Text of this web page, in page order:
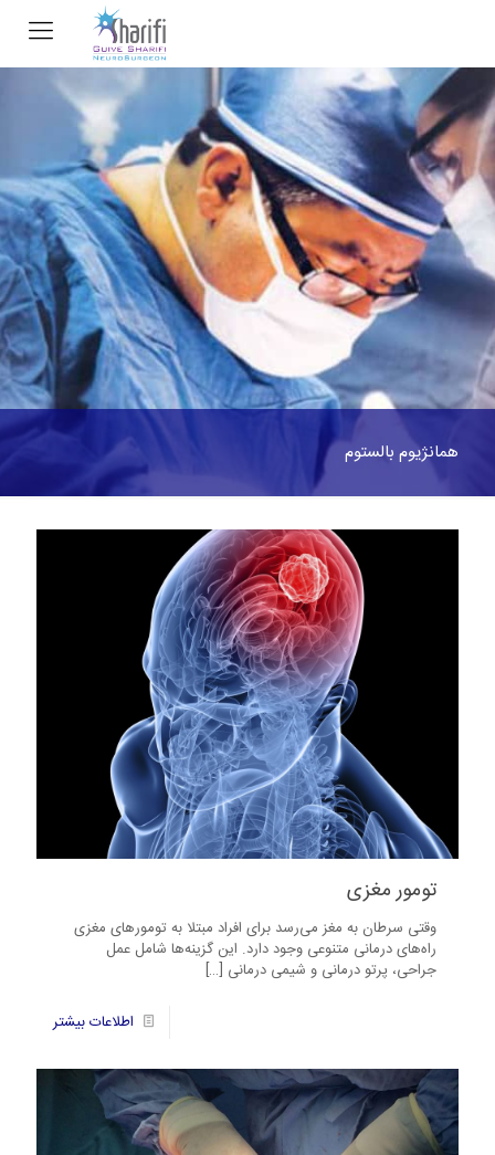
همانژیوم بالستوم
تومور مغزی
وقتی سرطان به مغز می‌رسد برای افراد مبتلا به تومورهای مغزی
راه‌های درمانی متنوعی وجود دارد. این گزینه‌ها شامل عمل
جراحی، پرتو درمانی و شیمی درمانی […]
اطلاعات بیشتر